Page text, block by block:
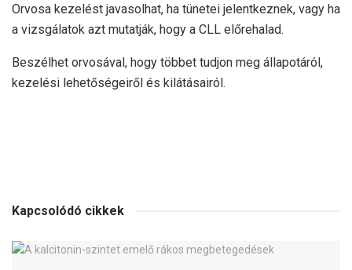
Orvosa kezelést javasolhat, ha tünetei jelentkeznek, vagy ha
a vizsgálatok azt mutatják, hogy a CLL előrehalad.
Beszélhet orvosával, hogy többet tudjon meg állapotáról,
kezelési lehetőségeiről és kilátásairól.
Kapcsolódó cikkek